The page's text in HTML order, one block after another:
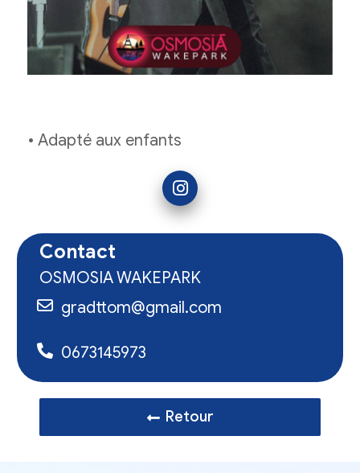
• Adapté aux enfants
Contact
OSMOSIA WAKEPARK
gradttom@gmail.com
0673145973
Retour